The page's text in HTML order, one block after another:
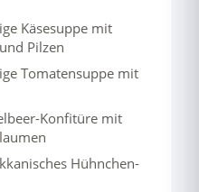
Käsesuppe mit
Pilzen
Tomatensuppe mit
Konfitüre mit
Hühnchen-